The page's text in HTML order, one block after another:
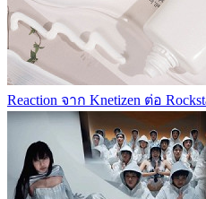
Reaction จาก Knetizen ต่อ